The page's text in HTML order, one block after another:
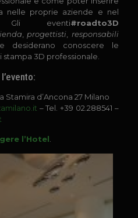
nelle proprie aziende e nel
Gli eventi#roadto3D
progettisti
responsabili
desiderano conoscere le
3D professionale.
Stamira d’Ancona 27 Milano
– Tel. +39 02.288541 –
l’Hotel